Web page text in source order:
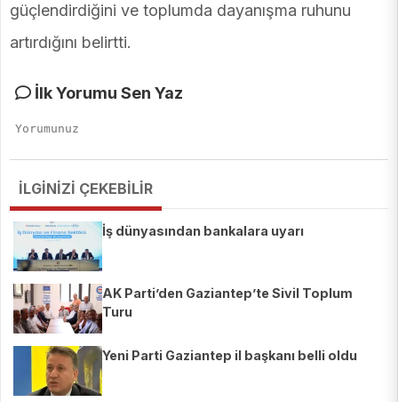
güçlendirdiğini ve toplumda dayanışma ruhunu
artırdığını belirtti.
İlk Yorumu Sen Yaz
İLGİNİZİ ÇEKEBİLİR
İş dünyasından bankalara uyarı
AK Parti’den Gaziantep’te Sivil Toplum
Turu
Yeni Parti Gaziantep il başkanı belli oldu